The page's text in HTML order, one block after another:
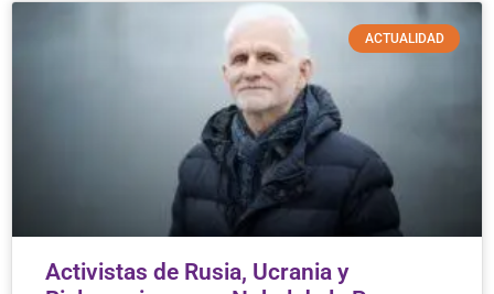
ACTUALIDAD
Activistas de Rusia, Ucrania y